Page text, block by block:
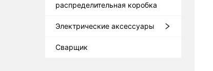
распределительная коробка
Электрические аксессуары
Сварщик